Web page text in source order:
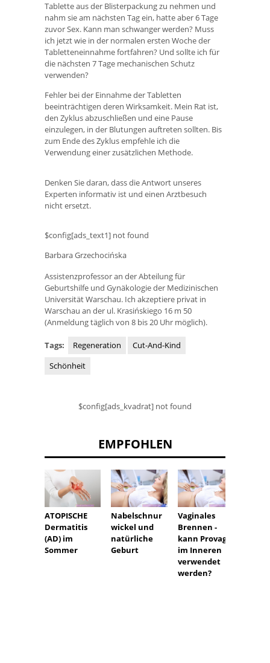
Tablette aus der Blisterpackung zu nehmen und
nahm sie am nächsten Tag ein, hatte aber 6 Tage
zuvor Sex. Kann man schwanger werden? Muss
ich jetzt wie in der normalen ersten Woche der
Tabletteneinnahme fortfahren? Und sollte ich für
die nächsten 7 Tage mechanischen Schutz
verwenden?
Fehler bei der Einnahme der Tabletten
beeinträchtigen deren Wirksamkeit. Mein Rat ist,
den Zyklus abzuschließen und eine Pause
einzulegen, in der Blutungen auftreten sollten. Bis
zum Ende des Zyklus empfehle ich die
Verwendung einer zusätzlichen Methode.
Denken Sie daran, dass die Antwort unseres
Experten informativ ist und einen Arztbesuch
nicht ersetzt.
$config[ads_text1] not found
Barbara Grzechocińska
Assistenzprofessor an der Abteilung für
Geburtshilfe und Gynäkologie der Medizinischen
Universität Warschau. Ich akzeptiere privat in
Warschau an der ul. Krasińskiego 16 m 50
(Anmeldung täglich von 8 bis 20 Uhr möglich).
Tags: Regeneration
Cut-And-Kind
Schönheit
$config[ads_kvadrat] not found
EMPFOHLEN
ATOPISCHE
Dermatitis
(AD) im
Sommer
Nabelschnur
wickel und
natürliche
Geburt
Vaginales
Brennen -
kann Provag
im Inneren
verwendet
werden?